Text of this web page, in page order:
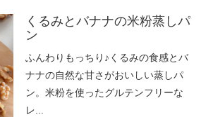
くるみとバナナの米粉蒸しパ
ン
ふんわりもっちり♪くるみの食感とバ
ナナの自然な甘さがおいしい蒸しパ
ン。米粉を使ったグルテンフリーな
レ...